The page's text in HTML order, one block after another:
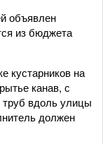
объявлен
из бюджета
кустарников на
канав, с
труб вдоль улицы
должен